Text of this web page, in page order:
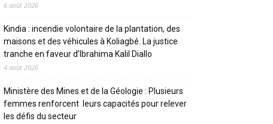
6 août 2026
Kindia : incendie volontaire de la plantation, des
maisons et des véhicules à Koliagbé. La justice
tranche en faveur d’Ibrahima Kalil Diallo
4 août 2026
Ministère des Mines et de la Géologie : Plusieurs
femmes renforcent leurs capacités pour relever
les défis du secteur